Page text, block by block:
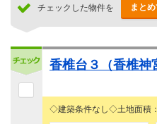
チェックした物件を まと
香椎台３（香椎神
◇建築条件なし◇土地面積